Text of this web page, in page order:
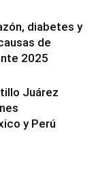
diabetes y
de
2025
Juárez
y Perú